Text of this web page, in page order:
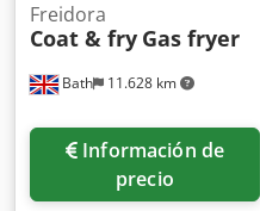
Bath 11.628 km
Freidora
Coat & fry Gas fryer
Información de
precio